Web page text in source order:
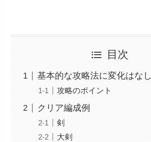
目次
基本的な攻略法に変化はなし
攻略のポイント
クリア編成例
剣
大剣